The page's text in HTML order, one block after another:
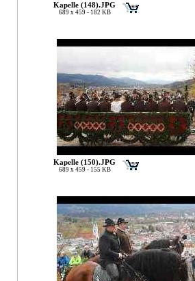
Kapelle (148).JPG
689 x 459 - 182 KB
Kapelle (150).JPG
689 x 459 - 155 KB